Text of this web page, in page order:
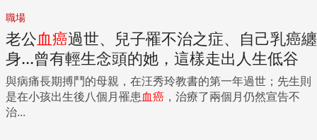
職場
老公血癌過世、兒子罹不治之症、自己乳癌纏
身...曾有輕生念頭的她，這樣走出人生低谷
與病痛長期搏鬥的母親，在汪秀玲教書的第一年過世；先生則
是在小孩出生後八個月罹患 血癌 ，治療了兩個月仍然宣告不
治...